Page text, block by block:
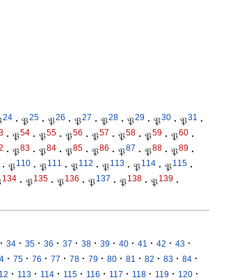
24 · 𝔓25 · 𝔓26 · 𝔓27 · 𝔓28 · 𝔓29 · 𝔓30 · 𝔓31
·
· 𝔓54 · 𝔓55 · 𝔓56 · 𝔓57 · 𝔓58 · 𝔓59 · 𝔓60 ·
· 𝔓83 · 𝔓84 · 𝔓85 · 𝔓86 · 𝔓87 · 𝔓88 · 𝔓89 ·
· 𝔓110 · 𝔓111 · 𝔓112 · 𝔓113 · 𝔓114 · 𝔓115 ·
134 · 𝔓135 · 𝔓136 · 𝔓137 · 𝔓138 · 𝔓139 ·
· 34 · 35 · 36 · 37 · 38 · 39 · 40 · 41 · 42 · 43 ·
· 75 · 76 · 77 · 78 · 79 · 80 · 81 · 82 · 83 · 84 ·
· 113 · 114 · 115 · 116 · 117 · 118 · 119 · 120 ·